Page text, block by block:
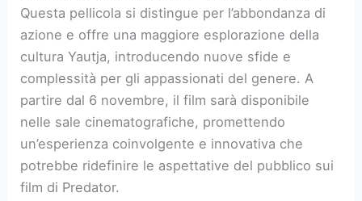
Questa pellicola si distingue per l’abbondanza di
azione e offre una maggiore esplorazione della
cultura Yautja, introducendo nuove sfide e
complessità per gli appassionati del genere. A
partire dal 6 novembre, il film sarà disponibile
nelle sale cinematografiche, promettendo
un’esperienza coinvolgente e innovativa che
potrebbe ridefinire le aspettative del pubblico sui
film di Predator.